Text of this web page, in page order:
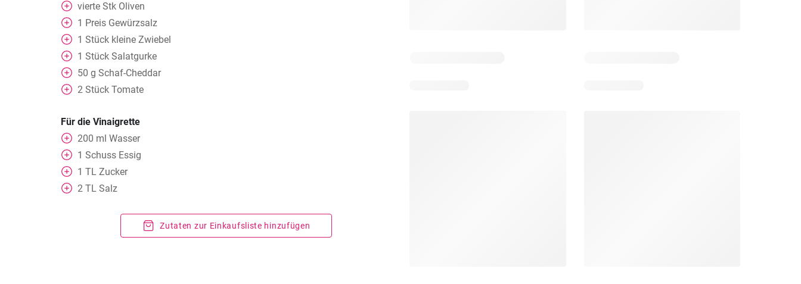
vierte Stk Oliven
1 Preis Gewürzsalz
1 Stück kleine Zwiebel
1 Stück Salatgurke
50 g Schaf-Cheddar
2 Stück Tomate
Für die Vinaigrette
200 ml Wasser
1 Schuss Essig
1 TL Zucker
2 TL Salz
Zutaten zur Einkaufsliste hinzufügen